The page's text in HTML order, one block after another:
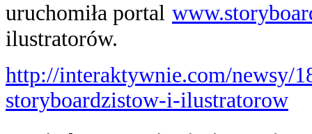
uruchomiła portal
ilustratorów.
http://interaktywnie.com/newsy/
storyboardzistow-i-ilustratorow